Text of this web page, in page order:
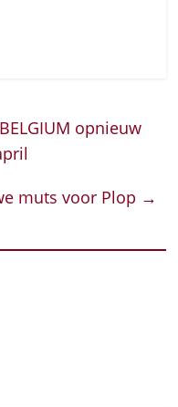
opnieuw
muts voor Plop →